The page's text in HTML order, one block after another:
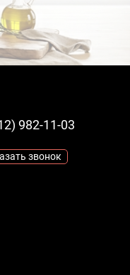
982-11-03
звонок